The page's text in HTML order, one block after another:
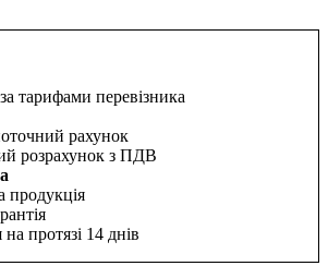
тарифами перевізника
рахунок
розрахунок з ПДВ
продукція
протязі 14 днів